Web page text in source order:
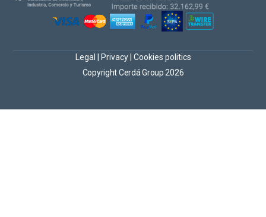
Copyright Cerdá Group 2026
Legal Privacy Cookies politics